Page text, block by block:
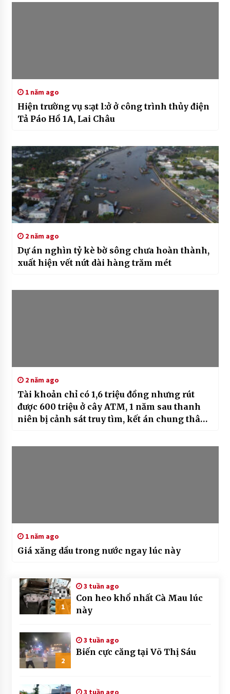
1 năm ago
Hiện trường vụ s:ạt l:ở ở công trình thủy điện
Tả Páo Hồ 1A, Lai Châu
2 năm ago
Dự án nghìn tỷ kè bờ sông chưa hoàn thành,
xuất hiện vết nứt dài hàng trăm mét
2 năm ago
Tài khoản chỉ có 1,6 triệu đồng nhưng rút
được 600 triệu ở cây ATM, 1 năm sau thanh
niên bị cảnh sát truy tìm, kết án chung thân
1 năm ago
Giá xăng dầu trong nước ngay lúc này
1
3 tuần ago
Con heo khổ nhất Cà Mau lúc
này
2
3 tuần ago
Biến cực căng tại Võ Thị Sáu
3 tuần ago